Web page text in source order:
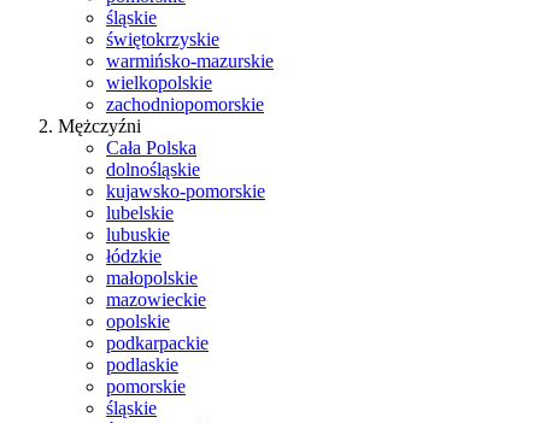
śląskie
świętokrzyskie
warmińsko-mazurskie
wielkopolskie
zachodniopomorskie
Mężczyźni
Cała Polska
dolnośląskie
kujawsko-pomorskie
lubelskie
lubuskie
łódzkie
małopolskie
mazowieckie
opolskie
podkarpackie
podlaskie
pomorskie
śląskie